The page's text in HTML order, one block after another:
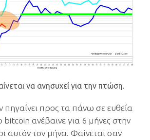
να ανησυχεί για την πτώση.
πηγαίνει προς τα πάνω σε ευθεία
ανέβαινε για 6 μήνες στην
αυτόν τον μήνα. Φαίνεται σαν